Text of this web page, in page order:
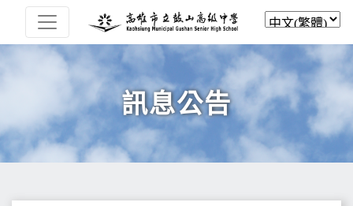
訊息公告